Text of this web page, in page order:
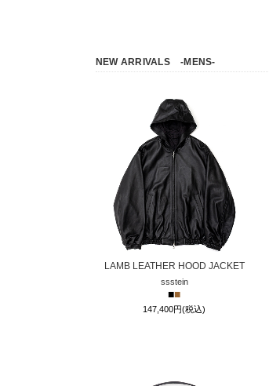
NEW ARRIVALS -MENS-
LAMB LEATHER HOOD JACKET
ssstein
■■
147,400円(税込)